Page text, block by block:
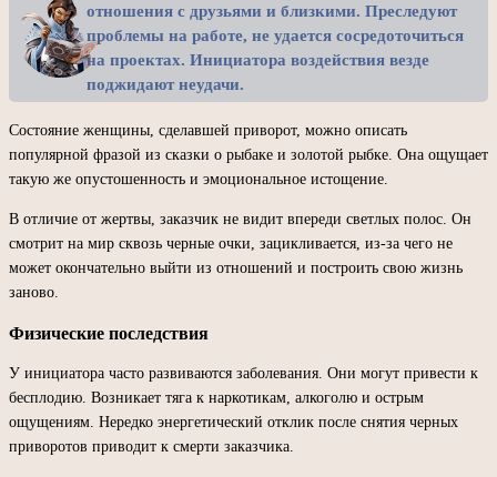
отношения с друзьями и близкими. Преследуют
проблемы на работе, не удается сосредоточиться
на проектах. Инициатора воздействия везде
поджидают неудачи.
Состояние женщины, сделавшей приворот, можно описать
популярной фразой из сказки о рыбаке и золотой рыбке. Она ощущает
такую же опустошенность и эмоциональное истощение.
В отличие от жертвы, заказчик не видит впереди светлых полос. Он
смотрит на мир сквозь черные очки, зацикливается, из-за чего не
может окончательно выйти из отношений и построить свою жизнь
заново.
Физические последствия
У инициатора часто развиваются заболевания. Они могут привести к
бесплодию. Возникает тяга к наркотикам, алкоголю и острым
ощущениям. Нередко энергетический отклик после снятия черных
приворотов приводит к смерти заказчика.